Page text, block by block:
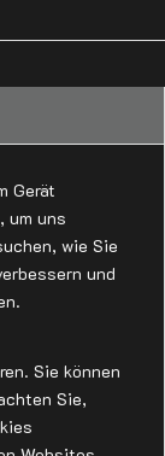
Gerät
um uns
wie Sie
und
Sie können
Sie,